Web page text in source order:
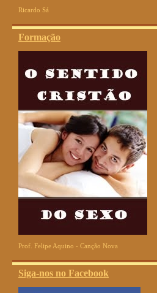
Ricardo Sá
Formação
Prof. Felipe Aquino - Canção Nova
Siga-nos no Facebook